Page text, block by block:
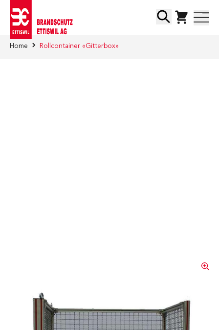
Suche
Home Rollcontainer «Gitterbox»
Rollcontainer «Gitterbox»